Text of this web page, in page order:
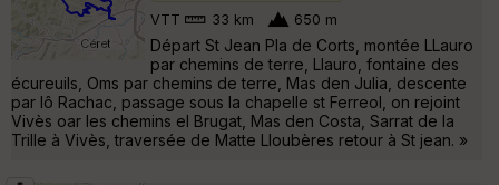
VTT 33 km 650 m
Départ St Jean Pla de Corts, montée LLauro
par chemins de terre, Llauro, fontaine des
écureuils, Oms par chemins de terre, Mas den Julia, descente
par lô Rachac, passage sous la chapelle st Ferreol, on rejoint
Vivès oar les chemins el Brugat, Mas den Costa, Sarrat de la
Trille à Vivès, traversée de Matte Lloubères retour à St jean. »